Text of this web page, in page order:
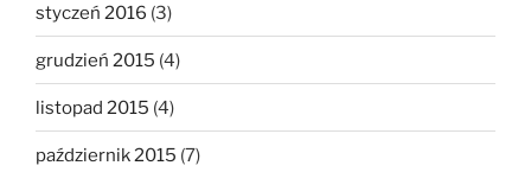
styczeń 2016 (3)
grudzień 2015 (4)
listopad 2015 (4)
październik 2015 (7)